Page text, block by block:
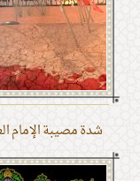
شدة مصيبة الإمام